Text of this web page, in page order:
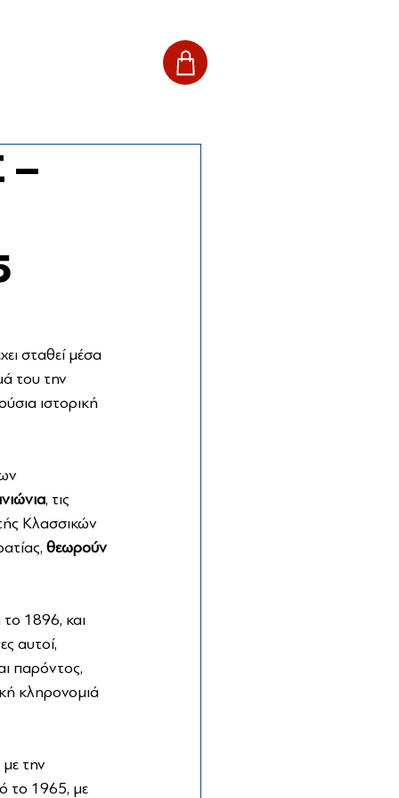
–
σταθεί μέσα
του την
ιστορική
, τις
Κλασσικών
θεωρούν
1896, και
αυτοί,
παρόντος,
κληρονομιά
την
το 1965, με